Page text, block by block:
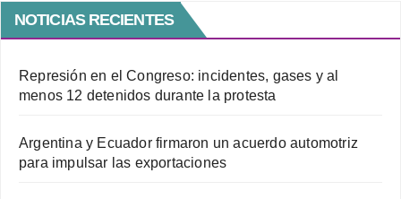
NOTICIAS RECIENTES
Represión en el Congreso: incidentes, gases y al
menos 12 detenidos durante la protesta
Argentina y Ecuador firmaron un acuerdo automotriz
para impulsar las exportaciones